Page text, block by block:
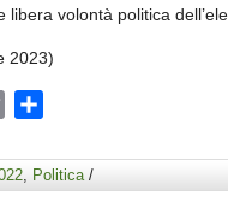
volontà politica
2023)
Copy
, Politica/